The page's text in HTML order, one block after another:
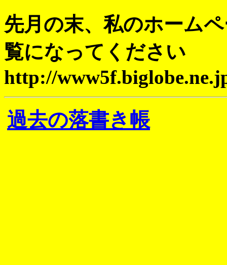
先月の末、私のホーム
覧になってください
http://
過去の落書き帳